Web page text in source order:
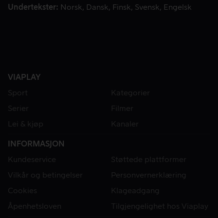
Undertekster
Norsk Dansk Finsk Svensk Engelsk
VIAPLAY
Sport
Kategorier
Serier
Filmer
Lei & kjøp
Kanaler
INFORMASJON
Kundeservice
Støttede plattformer
Vilkår og betingelser
Personvernerklæring
Cookies
Klageadgang
Åpenhetsloven
Tilgjengelighet hos Viaplay